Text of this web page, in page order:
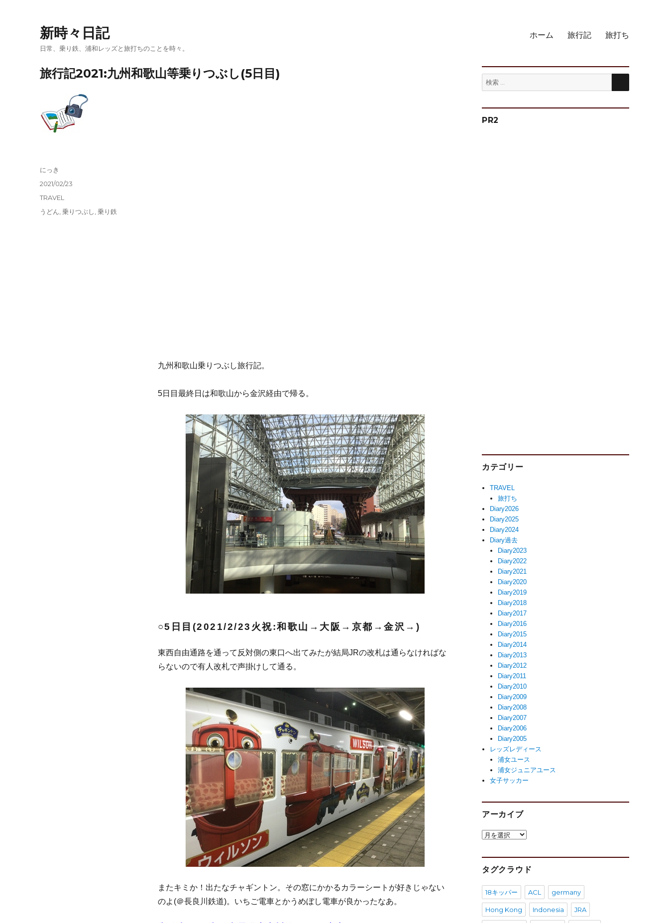
新時々日記
日常、乗り鉄、浦和レッズと旅打ちのことを時々。
ホーム 旅行記 旅打ち
旅行記2021:九州和歌山等乗りつぶし(5日目)
九州和歌山乗りつぶし旅行記。
5日目最終日は和歌山から金沢経由で帰る。
○5日目(2021/2/23火祝:和歌山→大阪→京都→金沢→)
東西自由通路を通って反対側の東口へ出てみたが結局JRの改札は通らなければな
らないので有人改札で声掛けして通る。
またキミか！出たなチャギントン。その窓にかかるカラーシートが好きじゃない
のよ(＠長良川鉄道)。いちご電車とかうめぼし電車が良かったなあ。
投
にっき
投
2021/02/23
カ
テ
ゴ
TRAVEL
タ
うどん ,乗りつぶし ,乗り鉄
検
索:
検
PR2
カテゴリー
TRAVEL
旅打ち
Diary2026
Diary2025
Diary2024
Diary過去
Diary2023
Diary2022
Diary2021
Diary2020
Diary2019
Diary2018
Diary2017
Diary2016
Diary2015
Diary2014
Diary2013
Diary2012
Diary2011
Diary2010
Diary2009
Diary2008
Diary2007
Diary2006
Diary2005
レッズレディース
浦女ユース
浦女ジュニアユース
女子サッカー
アーカイブ
ア
カ
イ
タグクラウド
18キッパー ACL germany
Hong Kong Indonesia JRA